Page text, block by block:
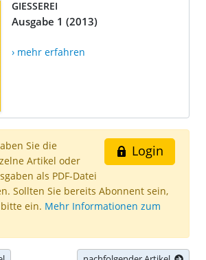
GIESSEREI
Ausgabe 1 (2013)
› mehr erfahren
Login
Sie die
Artikel oder
als PDF-Datei
Sollten Sie bereits Abonnent sein,
ein. Mehr Informationen zum